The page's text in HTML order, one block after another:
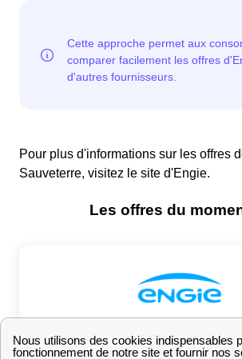
Pour plus d'informations sur les offres
Sauveterre, visitez le site d'Engie.